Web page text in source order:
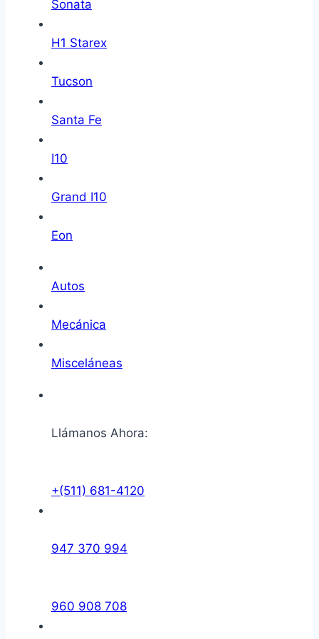
Sonata
H1 Starex
Tucson
Santa Fe
I10
Grand I10
Eon
Autos
Mecánica
Misceláneas
Llámanos Ahora:
+(511) 681-4120
947 370 994
960 908 708